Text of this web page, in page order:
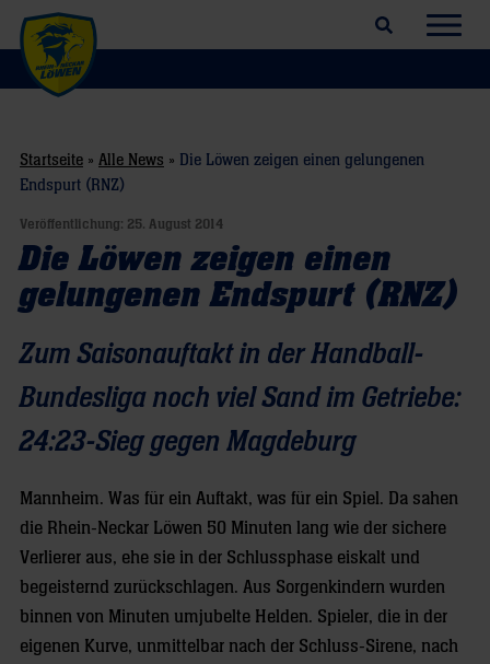
Suchfeld öffnen
Startseite » Alle News » Die Löwen zeigen einen gelungenen
Endspurt (RNZ)
Veröffentlichung: 25. August 2014
Die Löwen zeigen einen
gelungenen Endspurt (RNZ)
Zum Saisonauftakt in der Handball-
Bundesliga noch viel Sand im Getriebe:
24:23-Sieg gegen Magdeburg
Mannheim. Was für ein Auftakt, was für ein Spiel. Da sahen
die Rhein-Neckar Löwen 50 Minuten lang wie der sichere
Verlierer aus, ehe sie in der Schlussphase eiskalt und
begeisternd zurückschlagen. Aus Sorgenkindern wurden
binnen von Minuten umjubelte Helden. Spieler, die in der
eigenen Kurve, unmittelbar nach der Schluss-Sirene, nach